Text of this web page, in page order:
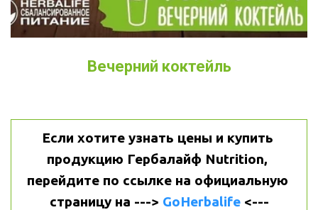
Вечерний коктейль
Если хотите узнать цены и купить
продукцию Гербалайф Nutrition,
перейдите по ссылке на официальную
страницу на ---> GoHerbalife <---